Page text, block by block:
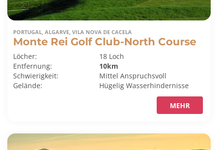
PORTUGAL, ALGARVE, VILA NOVA DE CACELA
Monte Rei Golf Club-North Course
Löcher:
18 Loch
Entfernung:
10km
Schwierigkeit:
MittelAnspruchsvoll
Gelände:
HügeligWasserhindernisse
MEHR